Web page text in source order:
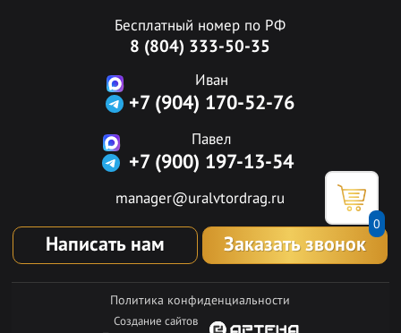
0
Бесплатный номер по РФ
8 (804) 333-50-35
Иван
+7 (904) 170-52-76
Павел
+7 (900) 197-13-54
manager@uralvtordrag.ru
Написать нам Заказать звонок
Политика конфиденциальности
Создание сайтов